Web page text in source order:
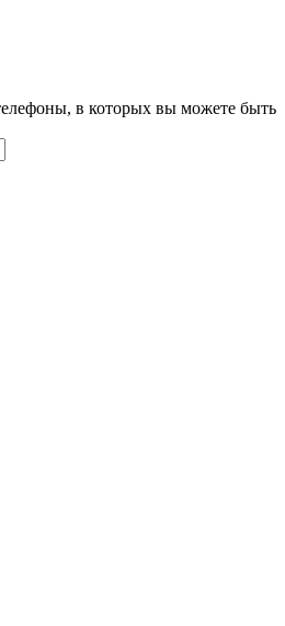
в которых вы можете быть